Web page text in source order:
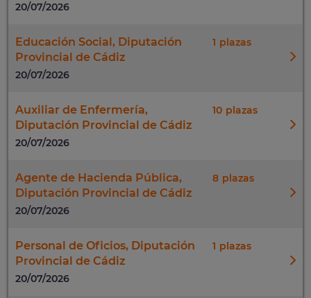
20/07/2026
Educación Social, Diputación
Provincial de Cádiz
1
20/07/2026
Auxiliar de Enfermería,
Diputación Provincial de Cádiz
10
20/07/2026
Agente de Hacienda Pública,
Diputación Provincial de Cádiz
8
20/07/2026
Personal de Oficios, Diputación
Provincial de Cádiz
1
20/07/2026